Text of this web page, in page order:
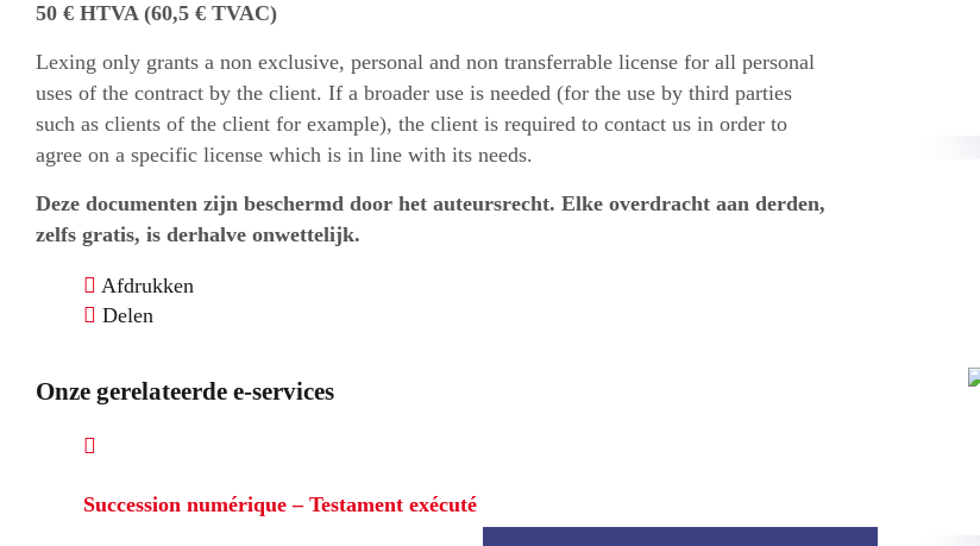
50 € HTVA (60,5 € TVAC)
Lexing only grants a non exclusive, personal and non transferrable license for all personal
uses of the contract by the client. If a broader use is needed (for the use by third parties
such as clients of the client for example), the client is required to contact us in order to
agree on a specific license which is in line with its needs.
Deze documenten zijn beschermd door het auteursrecht. Elke overdracht aan derden,
zelfs gratis, is derhalve onwettelijk.
Afdrukken
Delen
Onze gerelateerde e-services
Succession numérique – Testament exécuté